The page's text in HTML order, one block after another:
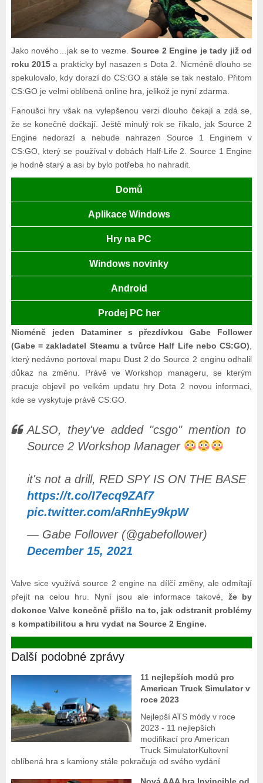
Jako nového…jak se to vezme.Source 2 Engine je tady již od
roku 2015 a prakticky byl nasazen s Dota 2. Nicméně dlouho se
spekulovalo, kdy dorazí do CS:GO a stále se tak nestalo. Přitom
CS:GO je velmi oblíbená online hra, jelikož je nyní zdarma.
Fanoušci hry však na vylepšenou verzi dlouho čekají a zdá se,
že se konečně dočkají. Ještě minulý rok se říkalo, jak Source 2
Engine nedorazí a nebude nahrazen Source 1 Enginem v
CS:GO, který se používal v dobách Half-Life 2. Source 1 Engine
je hodně starý a asi by bylo potřeba ho nahradit.
Domů
Aplikace Windows
Hry na PC
Windows novinky
Android
Prodej PC her
Nicméně jeden Dataminer s přezdívkou Gabe Follower
(Gabe = zakladatel Steamu a tvůrce Half Life nebo CS:GO),
který nedávno portoval mapu Dust 2 do Source 2 enginu odhalil
důkaz na změnu. Právě ve Workshop manageru, se kterým
pracuje objevil po velkém updatu hry Dota 2 novou informaci,
kde se vyskytuje právě CS:GO.
ALSO, they've added "csgo" mention to
Source 2 Workshop Manager
it's not a drill, RED SPY IS ON THE BASE
https://t.co/I7ecq9ZAf7
pic.twitter.com/aRnhEy9kpW
— Gabe Follower (@gabefollower)
December 15, 2021
Valve sice využívá source 2 engine na dílčí změny, ale odmítají
přejít na celou hru. Nyní jsou ale informace takové, že by
dokonce Valve konečně přišlo na to, jak odstranit problémy
s kompatibilitou a hru vydat na Source 2 Engine.
Další podobné zprávy
11 nejlepších modů pro
American Truck Simulator v
roce 2023
Nejlepší ATS módy v roce
2023 - 11 nejlepších
modifikací pro American
Truck SimulatorKultovní
oblíbená hra s kamiony stále pokračuje od svého vydání